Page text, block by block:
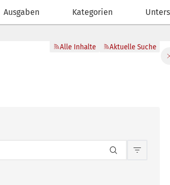
Ausgaben Kategorien
Alle Inhalte Aktuelle Suche